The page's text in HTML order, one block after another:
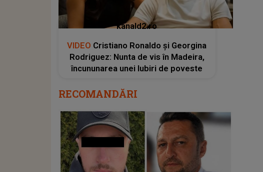
kanald2.ro
VIDEO Cristiano Ronaldo și Georgina
Rodriguez: Nunta de vis în Madeira,
încununarea unei Iubiri de poveste
RECOMANDĂRI